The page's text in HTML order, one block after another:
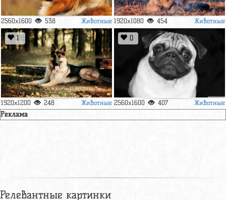
2560x1600 538 Животные 1920x1080 454 Животные
1
1920x1200 248 Животные
0
2560x1600 407 Животные
Реклама
Релевантные картинки